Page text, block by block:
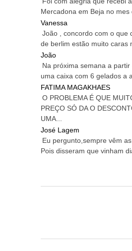
Mercadona em Beja no mes
Vanessa
João , concordo com o que
de berlim estão muito caras
João
Na próxima semana a
uma caixa com 6 gelados a
FATIMA MAGAKHAES
O PROBLEMA É QUE
PREÇO SÓ DA O
UMA...
José Lagem
Eu pergunto,sempre vêm
Pois disseram que vinham